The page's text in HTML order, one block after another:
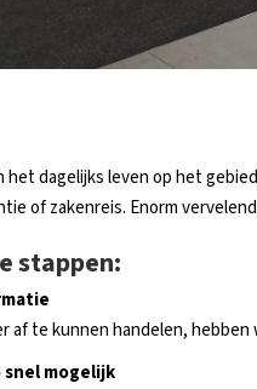
het dagelijks leven op het
of zakenreis. Enorm
stappen:
af te kunnen handelen,
snel mogelijk